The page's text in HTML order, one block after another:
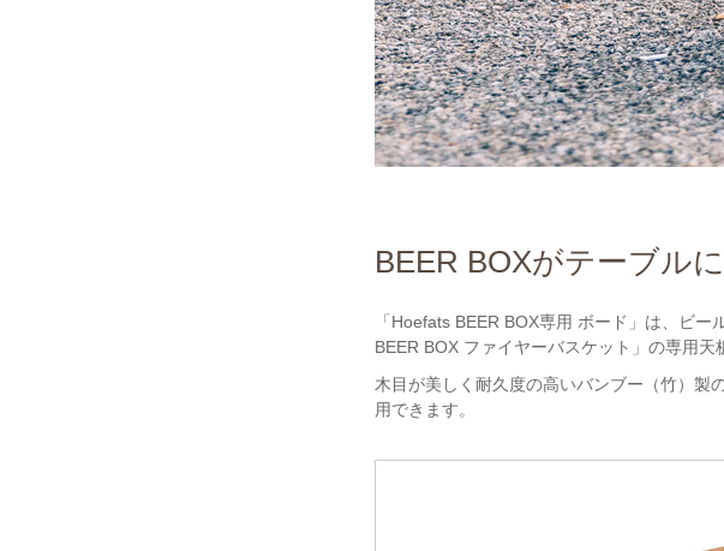
BEER BOXがテーブル
「Hoefats BEER BOX専用 ボード」は、ビ
BEER BOX ファイヤーバスケット」の専用天
木目が美しく耐久度の高いバンブー（竹）製
用できます。